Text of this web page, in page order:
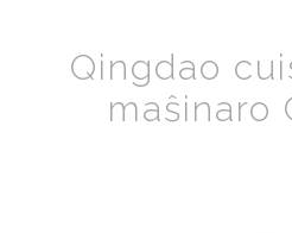
Qingdao
maŝinaro